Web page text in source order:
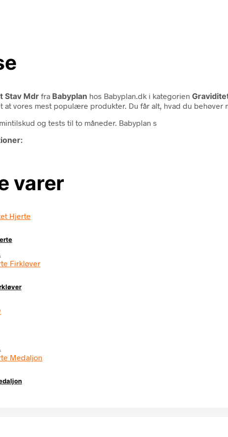
Stav Mdr fra Babyplan hos Babyplan.dk i kategorien
at vores mest populære produkter. Du får alt, hvad du
og tests til to måneder. Babyplan s
varer
aktuelle
er:
239,96 kr..
aktuelle
er:
295,20 kr..